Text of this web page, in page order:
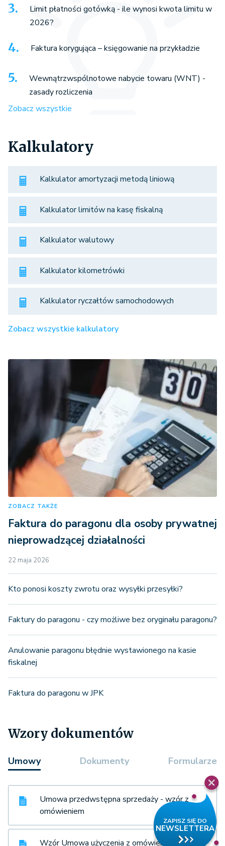
Limit płatności gotówką - ile wynosi kwota limitu w
2026?
Faktura korygująca – księgowanie na przykładzie
Wewnątrzwspólnotowe nabycie towaru (WNT) -
zasady rozliczenia
Zobacz wszystkie
Kalkulatory
Kalkulator amortyzacji metodą liniową
Kalkulator limitów na kasę fiskalną
Kalkulator walutowy
Kalkulator kilometrówki
Kalkulator ryczałtów samochodowych
Zobacz wszystkie kalkulatory
ZOBACZ TAKŻE
Faktura do paragonu dla osoby prywatnej
nieprowadzącej działalności
22 maja 2026
Kto ponosi koszty zwrotu oraz wysyłki przesyłki?
Faktury do paragonu - czy możliwe bez oryginału paragonu?
Anulowanie paragonu błędnie wystawionego na kasie
fiskalnej
Faktura do paragonu w JPK
Wzory dokumentów
Umowy Dokumenty Formularze
Umowa przedwstępna sprzedaży - wzór z
omówieniem
Wzór Umowa użyczenia z omówieniem